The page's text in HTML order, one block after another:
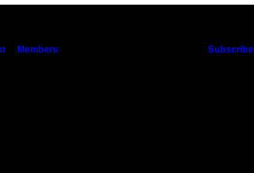
Members Subscribe